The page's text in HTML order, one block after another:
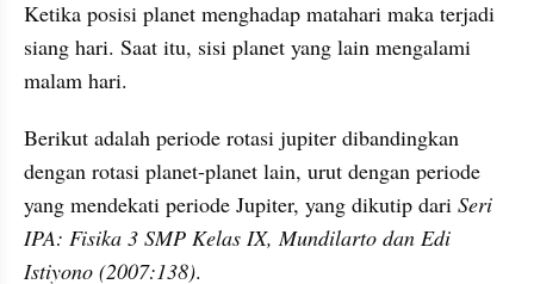
Ketika posisi planet menghadap matahari maka terjadi
siang hari. Saat itu, sisi planet yang lain mengalami
malam hari.
Berikut adalah periode rotasi jupiter dibandingkan
dengan rotasi planet-planet lain, urut dengan periode
yang mendekati periode Jupiter, yang dikutip dari Seri
IPA: Fisika 3 SMP Kelas IX, Mundilarto dan Edi
Istiyono (2007:138).